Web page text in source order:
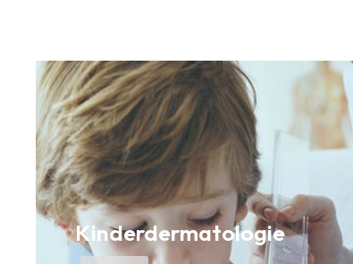
Kinderdermatologie